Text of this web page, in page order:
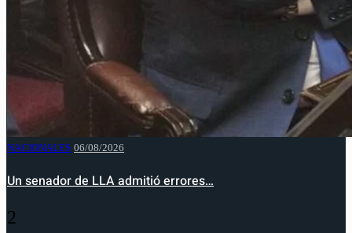
NACIONALES 06/08/2026
Un senador de LLA admitió errores…
2